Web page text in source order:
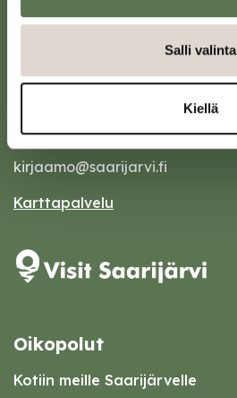
Salli valinta
Kiellä
Saarijärven kaupunki
43100 Saarijärvi
kirjaamo@saarijarvi.fi
Karttapalvelu
Oikopolut
Kotiin meille Saarijärvelle